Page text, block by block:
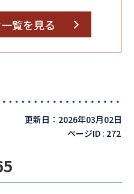
覧を見る
更新日：2026年03月02日
ページID : 272